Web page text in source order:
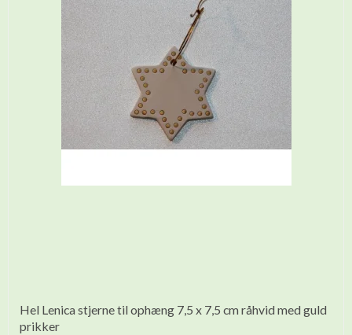
Hel Lenica stjerne til ophæng 7,5 x 7,5 cm råhvid med guld
prikker